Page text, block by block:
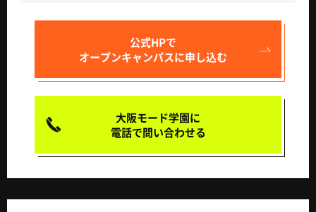
公式HPで
オープンキャンパスに申し込む
大阪モード学園に
電話で問い合わせる